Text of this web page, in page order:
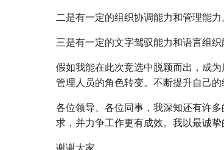
二是有一定的组织协调能力和管理能力。
三是有一定的文字驾驭能力和语言组织
假如我能在此次竞选中脱颖而出，成
管理人员的角色转变。不断提升自己
各位领导、各位同事，我深知还有许
求，并力争工作更有成效。我以最诚